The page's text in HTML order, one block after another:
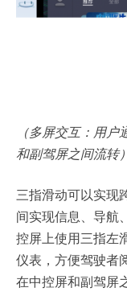
（多屏交互：用
和副驾屏之间流转）
三指滑动可以实现
间实现信息、导航
控屏上使用三指左
仪表，方便驾驶者
在中控屏和副驾屏